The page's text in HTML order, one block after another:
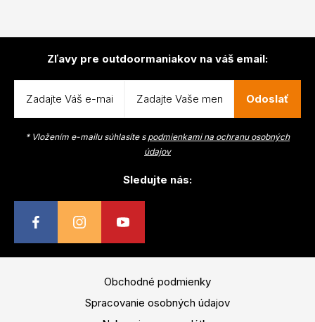
Zľavy pre outdoormaniakov na váš email:
Odoslať
* Vložením e-mailu súhlasíte s podmienkami na ochranu osobných
údajov
Sledujte nás:
Obchodné podmienky
Spracovanie osobných údajov